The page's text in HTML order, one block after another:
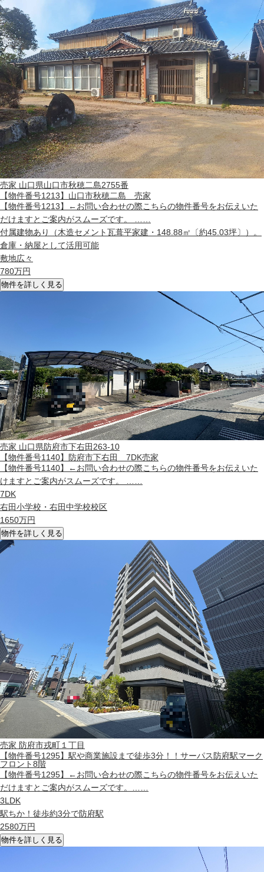
売家 山口県山口市秋穂二島2755番
【物件番号1213】山口市秋穂二島 売家
【物件番号1213】←お問い合わせの際こちらの物件番号をお伝えいた
だけますとご案内がスムーズです。 ……
付属建物あり（木造セメント瓦葺平家建・148.88㎡〔約45.03坪〕）。
倉庫・納屋として活用可能
敷地広々
780万円
物件を詳しく見る
売家 山口県防府市下右田263-10
【物件番号1140】防府市下右田 7DK売家
【物件番号1140】←お問い合わせの際こちらの物件番号をお伝えいた
けますとご案内がスムーズです。 ……
7DK
右田小学校・右田中学校校区
1650万円
物件を詳しく見る
売家 防府市戎町１丁目
【物件番号1295】駅や商業施設まで徒歩3分！！サーパス防府駅マーク
フロント8階
【物件番号1295】←お問い合わせの際こちらの物件番号をお伝えいた
だけますとご案内がスムーズです。……
3LDK
駅ちか！徒歩約3分で防府駅
2580万円
物件を詳しく見る